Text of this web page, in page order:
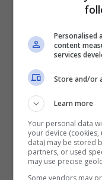
di
Personalised
content
services
Store and/or
Learn more
Your personal data
your device
data) may be stored
partners, or used
may use precise
Some vendors may